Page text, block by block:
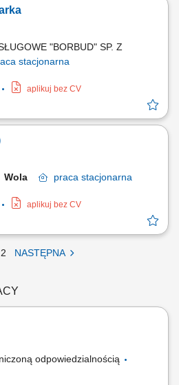
"BORBUD" SP. Z
stacjonarna
aplikuj bez CV
Wola praca stacjonarna
aplikuj bez CV
2 NASTĘPNA
odpowiedzialnością